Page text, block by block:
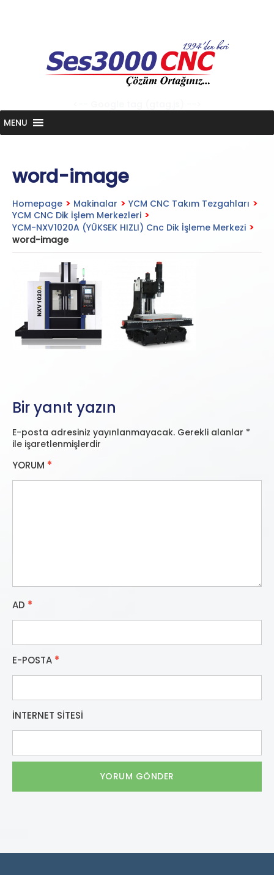
content
MENU
word-image
Homepage > Makinalar > YCM CNC Takım Tezgahları >
YCM CNC Dik İşlem Merkezleri >
YCM-NXV1020A (YÜKSEK HIZLI) Cnc Dik İşleme Merkezi >
word-image
Bir yanıt yazın
E-posta adresiniz yayınlanmayacak. Gerekli alanlar *
ile işaretlenmişlerdir
YORUM *
AD *
E-POSTA *
İNTERNET SITESI